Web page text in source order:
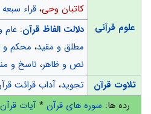
علوم قرآنی
کاتبان وحی، قراء سبعه
دلالت الفاظ قرآن:
مطلق و مقید، محکم و
نص و ظاهر، ناسخ و
تلاوت قرآن
تجوید، آداب قرائت
رده ها: سوره های قرآن * آیات قرآن